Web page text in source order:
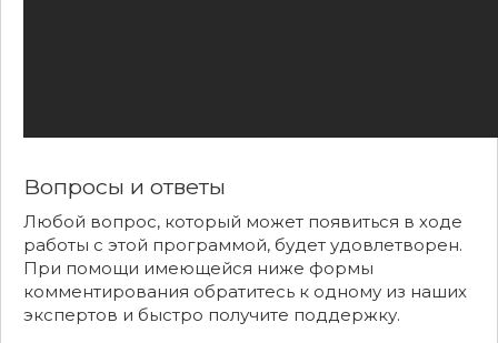
Вопросы и ответы
Любой вопрос, который может появиться в ходе
работы с этой программой, будет удовлетворен.
При помощи имеющейся ниже формы
комментирования обратитесь к одному из наших
экспертов и быстро получите поддержку.